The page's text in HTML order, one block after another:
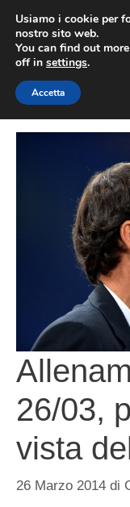
contenuto
26/03,
vista
26 Marzo 2014 di
Usiamo i cookie per
nostro sito web.
You can find out
off in settings.
Accetta